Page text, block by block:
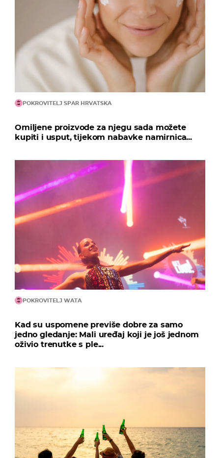
POKROVITELJ SPAR HRVATSKA
Omiljene proizvode za njegu sada možete
kupiti i usput, tijekom nabavke namirnica...
POKROVITELJ WATA
Kad su uspomene previše dobre za samo
jedno gledanje: Mali uređaj koji je još jednom
oživio trenutke s ple...